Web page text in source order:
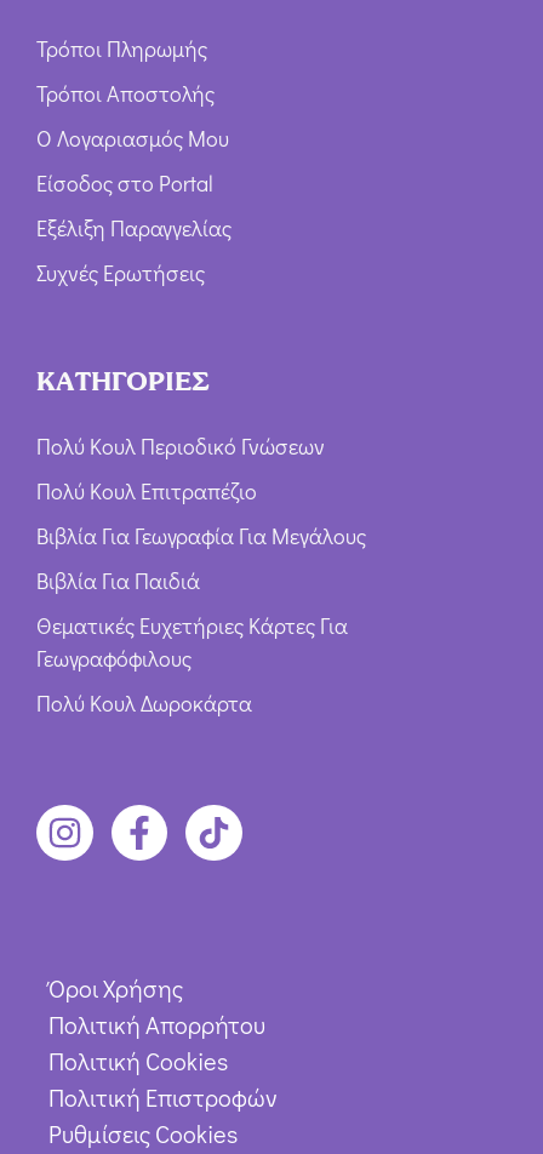
Τρόποι Πληρωμής
Τρόποι Αποστολής
Ο Λογαριασμός Μου
Είσοδος στο Portal
Εξέλιξη Παραγγελίας
Συχνές Ερωτήσεις
ΚΑΤΗΓΟΡΙΕΣ
Πολύ Κουλ Περιοδικό Γνώσεων
Πολύ Κουλ Επιτραπέζιο
Βιβλία Για Γεωγραφία Για Μεγάλους
Βιβλία Για Παιδιά
Θεματικές Ευχετήριες Κάρτες Για
Γεωγραφόφιλους
Πολύ Κουλ Δωροκάρτα
Όροι Χρήσης
Πολιτική Απορρήτου
Πολιτική Cookies
Πολιτική Επιστροφών
Ρυθμίσεις Cookies